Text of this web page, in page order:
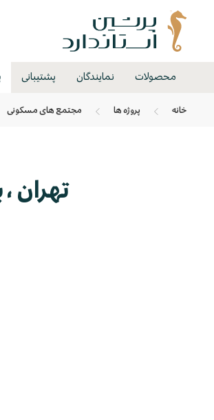
محصولات نمایندگان پشتیبانی
خانه پروژه ها مجتمع های مسکونی
تهران ، برج هرم